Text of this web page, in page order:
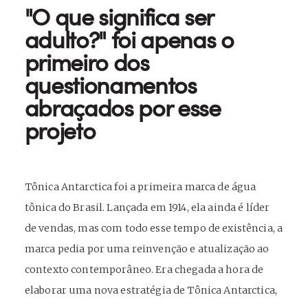
"O que significa ser
adulto?" foi apenas o
primeiro dos
questionamentos
abraçados por esse
projeto
Tônica Antarctica foi a primeira marca de água
tônica do Brasil. Lançada em 1914, ela ainda é líder
de vendas, mas com todo esse tempo de existência, a
marca pedia por uma reinvenção e atualização ao
contexto contemporâneo. Era chegada a hora de
elaborar uma nova estratégia de Tônica Antarctica,